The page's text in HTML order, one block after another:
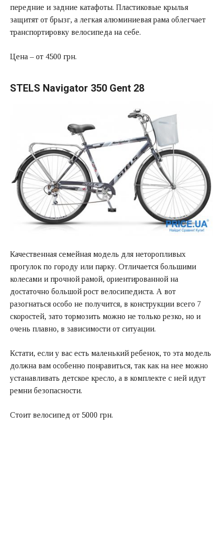
передние и задние катафоты. Пластиковые крылья
защитят от брызг, а легкая алюминиевая рама облегчает
транспортировку велосипеда на себе.
Цена – от 4500 грн.
STELS Navigator 350 Gent 28
Качественная семейная модель для неторопливых
прогулок по городу или парку. Отличается большими
колесами и прочной рамой, ориентированной на
достаточно большой рост велосипедиста. А вот
разогнаться особо не получится, в конструкции всего 7
скоростей, зато тормозить можно не только резко, но и
очень плавно, в зависимости от ситуации.
Кстати, если у вас есть маленький ребенок, то эта модель
должна вам особенно понравиться, так как на нее можно
устанавливать детское кресло, а в комплекте с ней идут
ремни безопасности.
Стоит велосипед от 5000 грн.